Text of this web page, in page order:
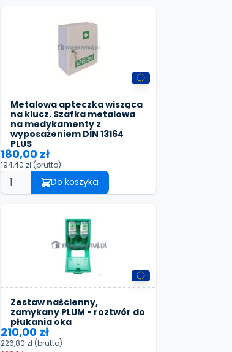
Metalowa apteczka wisząca
na klucz. Szafka metalowa
na medykamenty z
wyposażeniem DIN 13164
PLUS
180,00 zł
194,40 zł (brutto)
Do koszyka
Zestaw naścienny,
zamykany PLUM - roztwór do
płukania oka
210,00 zł
226,80 zł (brutto)